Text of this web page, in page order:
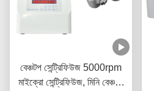
বেঞ্চটপ সেন্ট্রিফিউজ 5000rpm
মাইক্রো সেন্ট্রিফিউজ, মিনি বেঞ্চটপ